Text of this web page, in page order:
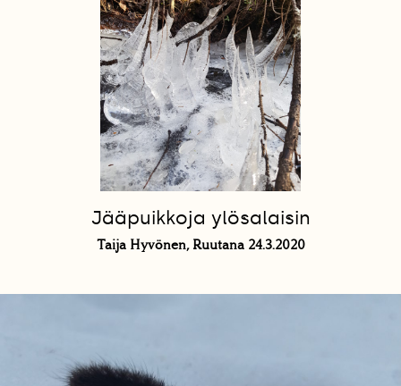
Jääpuikkoja ylösalaisin
Taija Hyvönen, Ruutana 24.3.2020